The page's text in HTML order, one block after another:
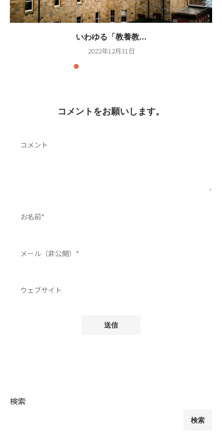
いわゆる「教養教...
2022年12月31日
コメントをお願いします。
検索
検索